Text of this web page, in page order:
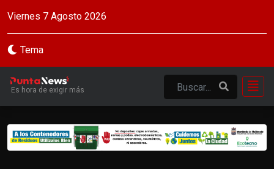
Viernes 7 Agosto 2026
Tema
Es hora de exigir más